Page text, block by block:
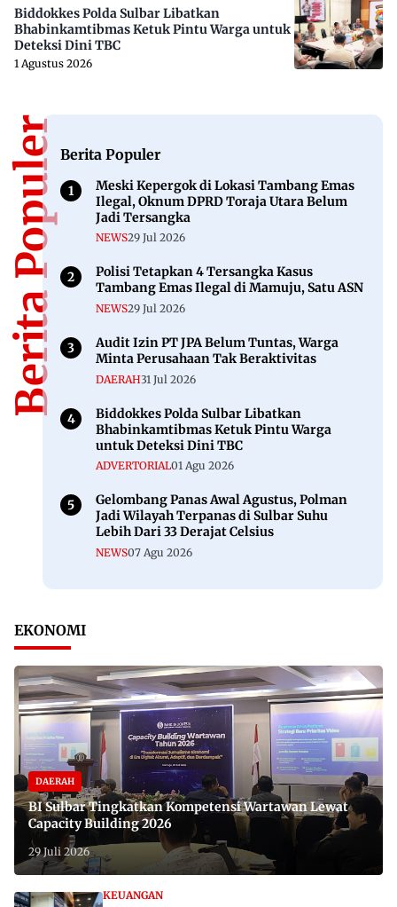
Biddokkes Polda Sulbar Libatkan
Bhabinkamtibmas Ketuk Pintu Warga untuk
Deteksi Dini TBC
1 Agustus 2026
Berita PopulerBerita Populer
Meski Kepergok di Lokasi Tambang Emas
Ilegal, Oknum DPRD Toraja Utara Belum
Jadi Tersangka
NEWS29 Jul 2026
Polisi Tetapkan 4 Tersangka Kasus
Tambang Emas Ilegal di Mamuju, Satu ASN
NEWS29 Jul 2026
Audit Izin PT JPA Belum Tuntas, Warga
Minta Perusahaan Tak Beraktivitas
DAERAH31 Jul 2026
Biddokkes Polda Sulbar Libatkan
Bhabinkamtibmas Ketuk Pintu Warga
untuk Deteksi Dini TBC
ADVERTORIAL01 Agu 2026
Gelombang Panas Awal Agustus, Polman
Jadi Wilayah Terpanas di Sulbar Suhu
Lebih Dari 33 Derajat Celsius
NEWS07 Agu 2026
EKONOMI
DAERAH
BI Sulbar Tingkatkan Kompetensi Wartawan Lewat
Capacity Building 2026
29 Juli 2026
KEUANGAN